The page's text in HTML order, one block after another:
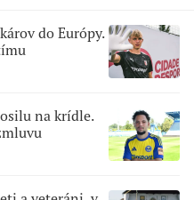
do Európy.
na krídle.